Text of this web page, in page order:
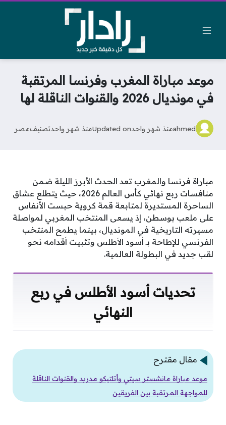
موعد مباراة المغرب وفرنسا المرتقبة
في مونديال 2026 والقنوات الناقلة لها
ahmedمنذ شهر واحدUpdated onمنذ شهر واحدتصنيفمصر
مباراة فرنسا والمغرب تعد الحدث الأبرز الليلة ضمن
منافسات ربع نهائي كأس العالم 2026، حيث يتطلع عشاق
الساحرة المستديرة لمتابعة قمة كروية حبست الأنفاس
على ملعب بوسطن، إذ يسعى المنتخب المغربي لمواصلة
مسيرته التاريخية في المونديال، بينما يطمح المنتخب
الفرنسي للإطاحة بـ أسود الأطلس وتثبيت أقدامه نحو
لقب جديد في البطولة العالمية.
تحديات أسود الأطلس في ربع
النهائي
مقال مقترح
موعد مباراة مانشستر سيتي وأتلتيكو مدريد والقنوات الناقلة
للمواجهة المرتقبة بين الفريقين